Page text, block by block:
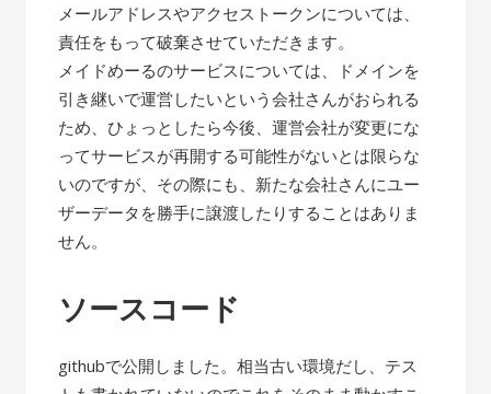
メールアドレスやアクセストークンについては、
責任をもって破棄させていただきます。
メイドめーるのサービスについては、ドメインを
引き継いで運営したいという会社さんがおられる
ため、ひょっとしたら今後、運営会社が変更にな
ってサービスが再開する可能性がないとは限らな
いのですが、その際にも、新たな会社さんにユー
ザーデータを勝手に譲渡したりすることはありま
せん。
ソースコード
githubで公開しました。相当古い環境だし、テス